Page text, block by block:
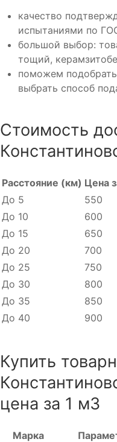
качество
испытаниями по
большой выбор:
тощий,
поможем
выбрать способ
Стоимость
Расстояние (км) Цена
До 5
550
До 10
600
До 15
650
До 20
700
До 25
750
До 30
800
До 35
850
До 40
900
Купить
цена за 1 м3
Марка